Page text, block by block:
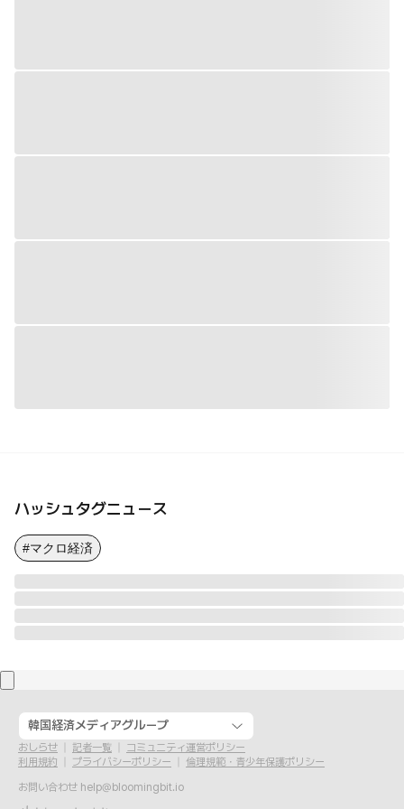
ハッシュタグニュース
#マクロ経済
韓国経済メディアグループ
おしらせ 記者一覧
コミュニティ運営ポリシー
利用規約
プライバシーポリシー
倫理規範・青少年保護ポリシー
お問い合わせ help@bloomingbit.io